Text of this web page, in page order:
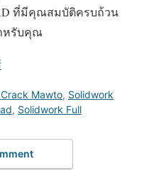
ที่มีคุณสมบัติครบถ้วน
ำหรับคุณ
Mawto, Solidwork
, Solidwork Full